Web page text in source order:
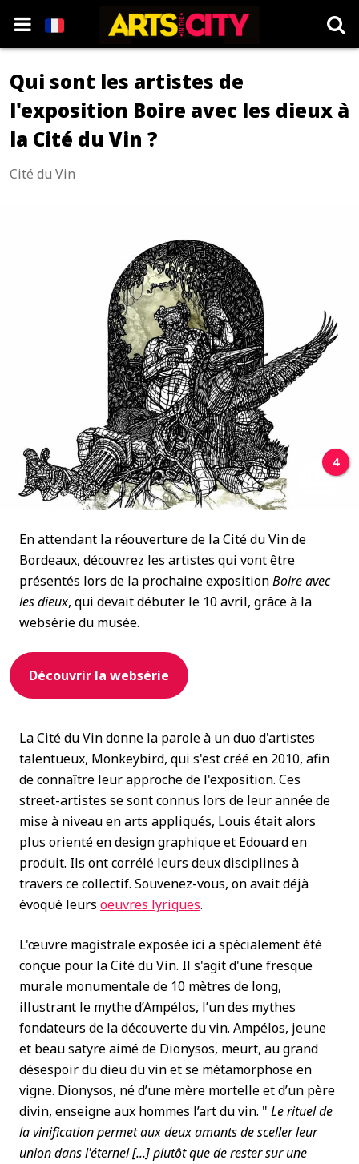
Qui sont les artistes de
l'exposition Boire avec les dieux à
la Cité du Vin ?
Cité du Vin
4
En attendant la réouverture de la Cité du Vin de
Bordeaux, découvrez les artistes qui vont être
présentés lors de la prochaine expositionBoire avec
les dieux, qui devait débuter le 10 avril, grâce à la
websérie du musée.
Découvrir la websérie
La Cité du Vin donne la parole à un duo d'artistes
talentueux, Monkeybird, qui s'est créé en 2010, afin
de connaître leur approche de l'exposition. Ces
street-artistes se sont connus lors de leur année de
mise à niveau en arts appliqués, Louis était alors
plus orienté en design graphique et Edouard en
produit. Ils ont corrélé leurs deux disciplines à
travers ce collectif. Souvenez-vous, on avait déjà
évoqué leurs oeuvres lyriques.
L'œuvre magistrale exposée ici a spécialement été
conçue pour la Cité du Vin. Il s'agit d'une fresque
murale monumentale de 10 mètres de long,
illustrant le mythe d’Ampélos, l’un des mythes
fondateurs de la découverte du vin. Ampélos, jeune
et beau satyre aimé de Dionysos, meurt, au grand
désespoir du dieu du vin et se métamorphose en
vigne. Dionysos, né d’une mère mortelle et d’un père
divin, enseigne aux hommes l’art du vin. " Le rituel de
la vinification permet aux deux amants de sceller leur
union dans l'éternel [...] plutôt que de rester sur une